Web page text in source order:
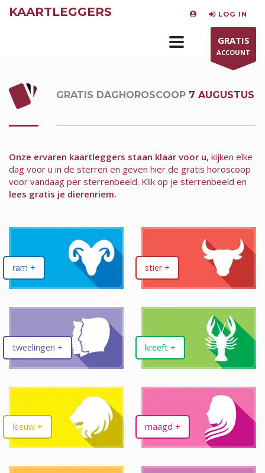
KAARTLEGGERS LOG IN
GRATIS
ACCOUNT
GRATIS DAGHOROSCOOP 7 AUGUSTUS
Onze ervaren kaartleggers staan klaar voor u, kijken elke
dag voor u in de sterren en geven hier de gratis horoscoop
voor vandaag per sterrenbeeld. Klik op je sterrenbeeld en
lees gratis je dierenriem.
ram + stier +
tweelingen + kreeft +
leeuw + maagd +